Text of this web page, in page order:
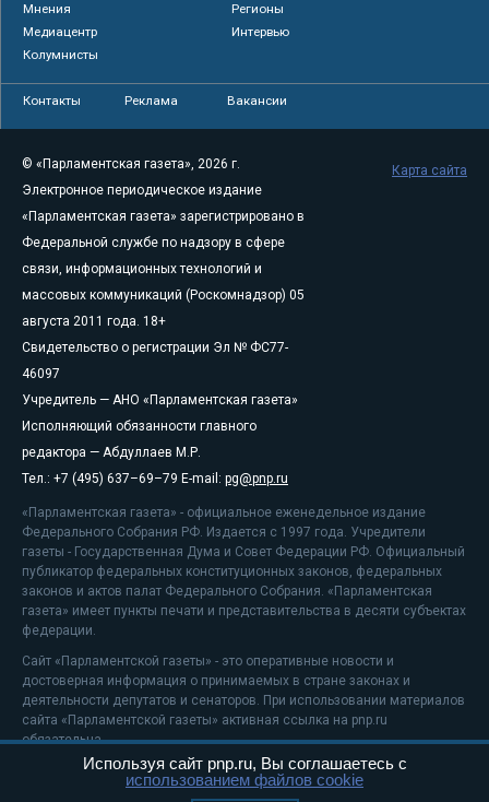
Мнения
Регионы
Медиацентр
Интервью
Колумнисты
Контакты Реклама Вакансии
© «Парламентская газета», 2026 г.
Электронное периодическое издание
«Парламентская газета» зарегистрировано в
Федеральной службе по надзору в сфере
связи, информационных технологий и
массовых коммуникаций (Роскомнадзор) 05
августа 2011 года. 18+
Свидетельство о регистрации Эл № ФС77-
46097
Учредитель — АНО «Парламентская газета»
Исполняющий обязанности главного
редактора — Абдуллаев М.Р.
Тел.: +7 (495) 637–69–79 E-mail: pg@pnp.ru
«Парламентская газета» - официальное еженедельное издание
Федерального Собрания РФ. Издается с 1997 года. Учредители
газеты - Государственная Дума и Совет Федерации РФ. Официальный
публикатор федеральных конституционных законов, федеральных
законов и актов палат Федерального Собрания. «Парламентская
газета» имеет пункты печати и представительства в десяти субъектах
федерации.
Сайт «Парламентской газеты» - это оперативные новости и
достоверная информация о принимаемых в стране законах и
деятельности депутатов и сенаторов. При использовании материалов
сайта «Парламентской газеты» активная ссылка на pnp.ru
обязательна.
На информационном ресурсе применяютсярекомендательные
Карта сайта
Используя сайт pnp.ru, Вы соглашаетесь с
использованием файлов cookie